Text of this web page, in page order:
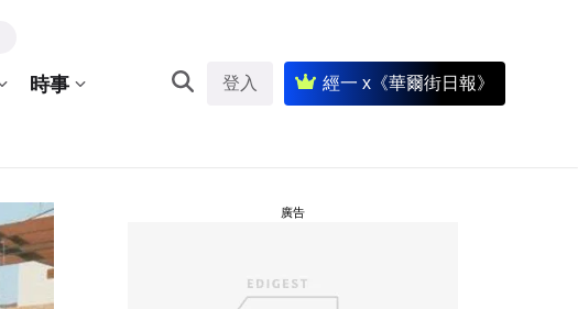
時事 登入 經一 x《華爾街日報》
廣告